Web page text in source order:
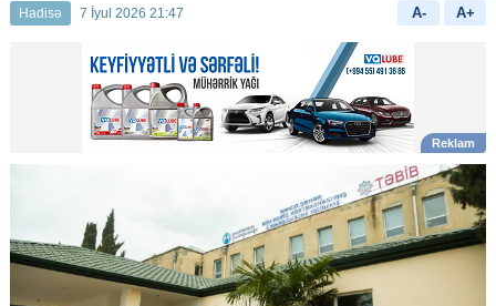
Hadisə 7 İyul 2026 21:47 A- A+